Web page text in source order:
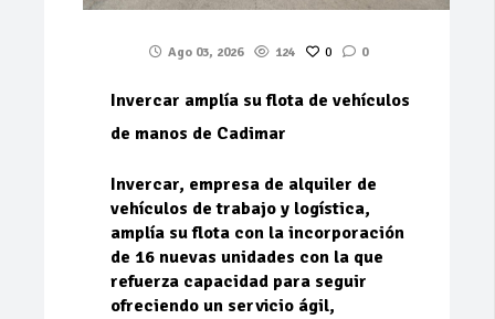
Ago 03, 2026 124 0 0
Invercar amplía su flota de vehículos
de manos de Cadimar
Invercar, empresa de alquiler de
vehículos de trabajo y logística,
amplía su flota con la incorporación
de 16 nuevas unidades con la que
refuerza capacidad para seguir
ofreciendo un servicio ágil,